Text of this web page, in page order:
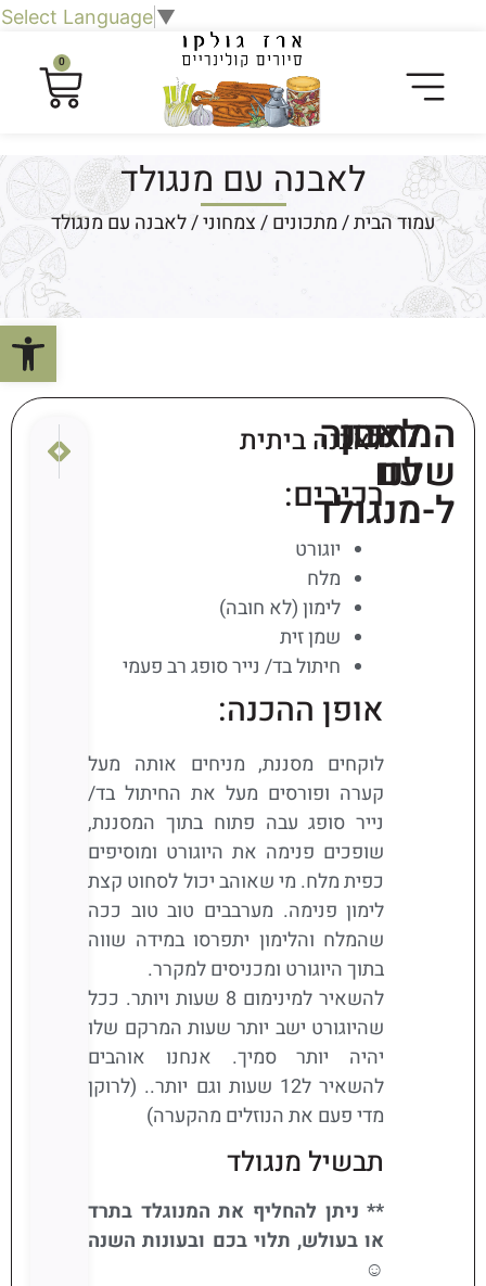
פתח
Select Language▼
0
לאבנה עם מנגולד
עמוד הבית/מתכונים/צמחוני/ לאבנה עם מנגולד
המתכון
שלנו
ל-
לאבנה
עם
מנגולד
לאבנה ביתית
רכיבים:
יוגורט
מלח
לימון (לא חובה)
שמן זית
חיתול בד/ נייר סופג רב פעמי
אופן ההכנה:
לוקחים מסננת, מניחים אותה מעל
קערה ופורסים מעל את החיתול בד/
נייר סופג עבה פתוח בתוך המסננת,
שופכים פנימה את היוגורט ומוסיפים
כפית מלח. מי שאוהב יכול לסחוט קצת
לימון פנימה. מערבבים טוב טוב ככה
שהמלח והלימון יתפרסו במידה שווה
בתוך היוגורט ומכניסים למקרר.
להשאיר למינימום 8 שעות ויותר. ככל
שהיוגורט ישב יותר שעות המרקם שלו
יהיה יותר סמיך. אנחנו אוהבים
להשאיר ל12 שעות וגם יותר.. (לרוקן
מדי פעם את הנוזלים מהקערה)
תבשיל מנגולד
** ניתן להחליף את המנוגלד בתרד
או בעולש, תלוי בכם ובעונות השנה
☺
הקודם
ריבת
הבא
עלי גפן